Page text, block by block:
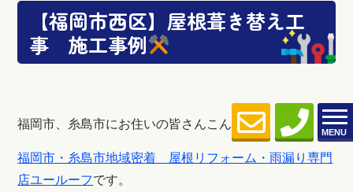
MENU
【福岡市西区】屋根葺き替え工
事 施工事例
福岡市、糸島市にお住いの皆さんこんにちは
福岡市・糸島市地域密着 屋根リフォーム・雨漏り専門
店ユールーフです。